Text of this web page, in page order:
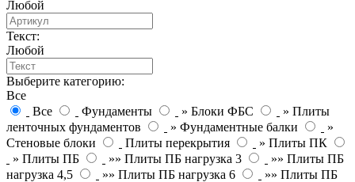
Любой
Текст:
Любой
Выберите категорию:
Все
Все
Фундаменты » Блоки ФБС
» Плиты
ленточных фундаментов
» Фундаментные балки
»
Стеновые блоки
Плиты перекрытия
» Плиты ПК
» Плиты ПБ
»» Плиты ПБ нагрузка 3
»» Плиты ПБ
нагрузка 4,5
»» Плиты ПБ нагрузка 6
»» Плиты ПБ